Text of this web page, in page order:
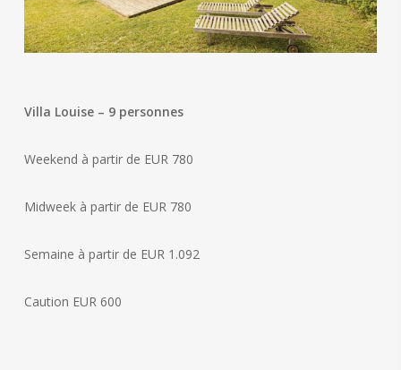
Villa Louise – 9 personnes
Weekend à partir de EUR 780
Midweek à partir de EUR 780
Semaine à partir de EUR 1.092
Caution EUR 600